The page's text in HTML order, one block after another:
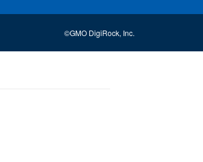
©GMO DigiRock, Inc.